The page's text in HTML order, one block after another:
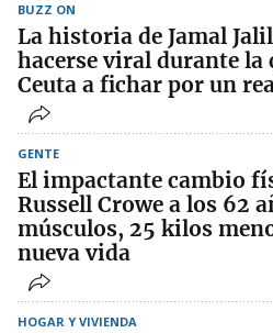
BUZZ ON
La historia de Jamal
hacerse viral durante la
Ceuta a fichar por un
GENTE
El impactante cambio
Russell Crowe a los 62
músculos, 25 kilos
nueva vida
HOGAR Y VIVIENDA